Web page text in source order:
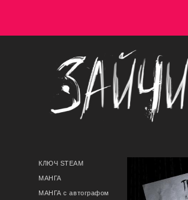
КЛЮЧ STEAM
МАНГА
МАНГА с автографом